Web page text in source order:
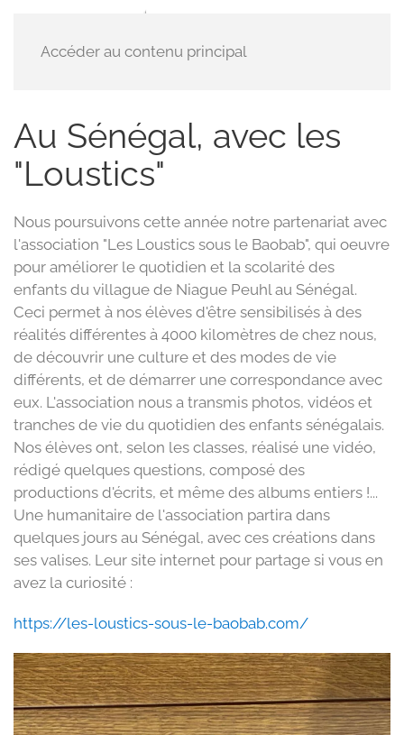
Accéder au contenu principal
Au Sénégal, avec les
"Loustics"
Nous poursuivons cette année notre partenariat avec
l'association "Les Loustics sous le Baobab", qui oeuvre
pour améliorer le quotidien et la scolarité des
enfants du villague de Niague Peuhl au Sénégal.
Ceci permet à nos élèves d'être sensibilisés à des
réalités différentes à 4000 kilomètres de chez nous,
de découvrir une culture et des modes de vie
différents, et de démarrer une correspondance avec
eux. L'association nous a transmis photos, vidéos et
tranches de vie du quotidien des enfants sénégalais.
Nos élèves ont, selon les classes, réalisé une vidéo,
rédigé quelques questions, composé des
productions d'écrits, et même des albums entiers !...
Une humanitaire de l'association partira dans
quelques jours au Sénégal, avec ces créations dans
ses valises. Leur site internet pour partage si vous en
avez la curiosité :
https://les-loustics-sous-le-baobab.com/